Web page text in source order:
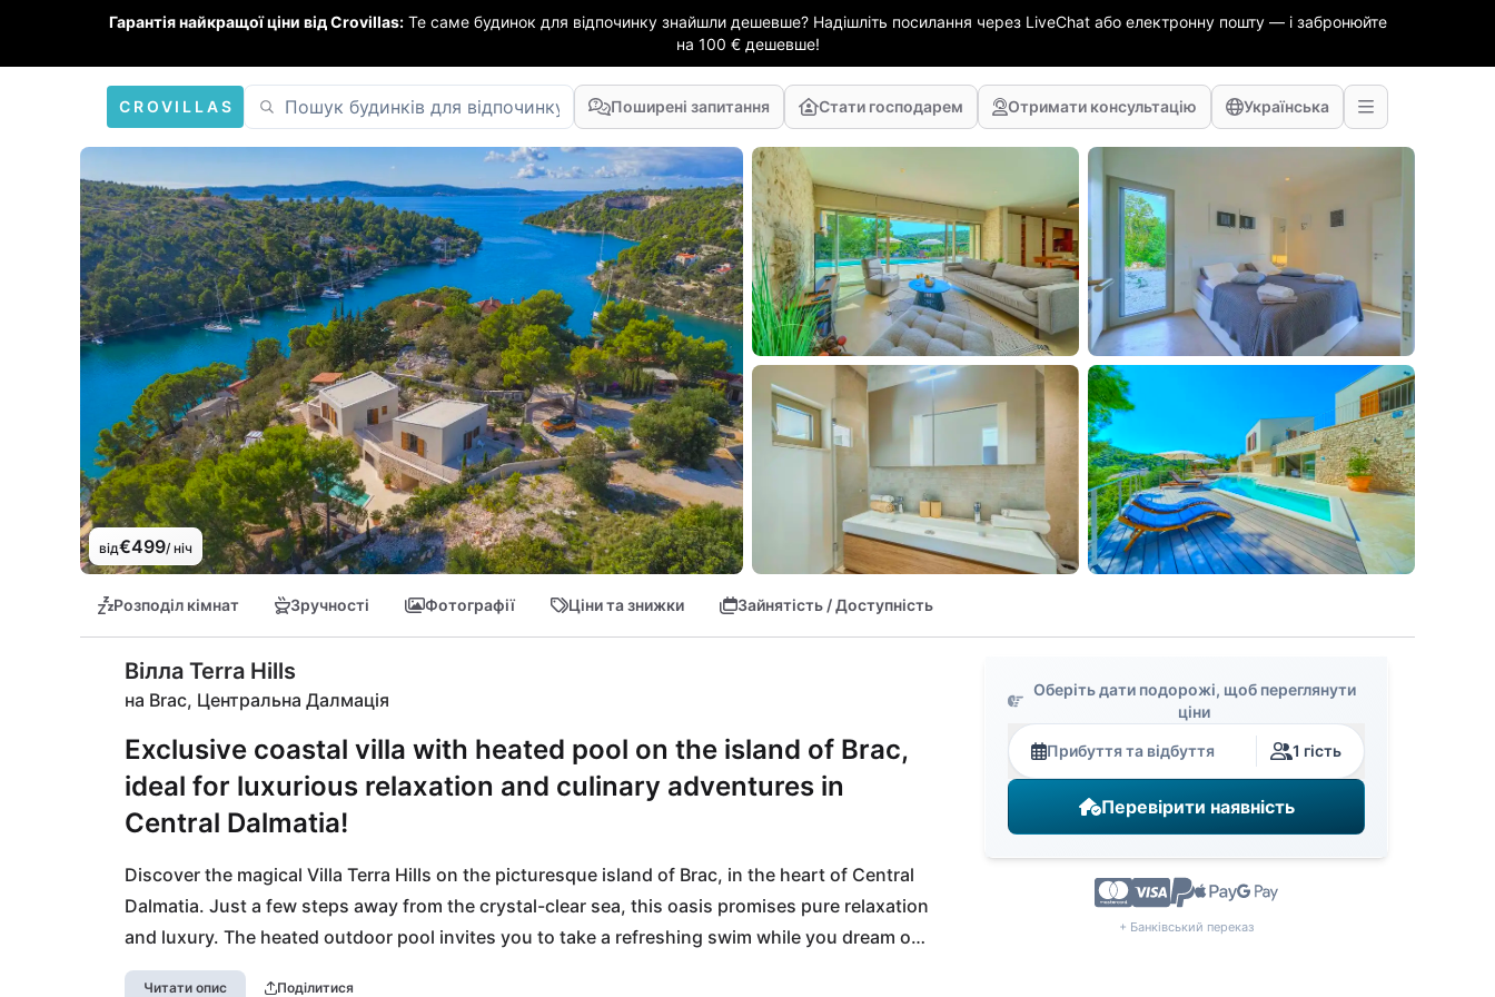
Гарантія найкращої ціни від Crovillas: Те саме будинок для відпочинку знайшли дешевше? Надішліть посилання через LiveChat або електронну пошту — і забронюйте
на 100 € дешевше!
CROVILLAS Поширені запитання Стати господарем Отримати консультацію Українська
від€499/ ніч
Розподіл кімнат Зручності Фотографії Ціни та знижки Зайнятість / Доступність
Вілла Terra Hills
на Brac, Центральна Далмація
Exclusive coastal villa with heated pool on the island of Brac,
ideal for luxurious relaxation and culinary adventures in
Central Dalmatia!
Discover the magical Villa Terra Hills on the picturesque island of Brac, in the heart of Central
Dalmatia. Just a few steps away from the crystal-clear sea, this oasis promises pure relaxation
and luxury. The heated outdoor pool invites you to take a refreshing swim while you dream of
the idyllic seaside location. Enjoy delicious local specialties at the nearby restaurant Konoba
Читати опис Поділитися
Оберіть дати подорожі, щоб переглянути
ціни
Прибуття та відбуття 1 гість
Перевірити наявність
+ Банківський переказ